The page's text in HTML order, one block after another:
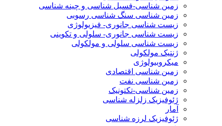
زمین شناسی-فسیل شناسی و چینه شناسی
زمین شناسی سنگ شناسی رسوبی
زیست شناسی جانوری- فیزیولوژی
زیست شناسی جانوری- سلولی و تکوینی
زیست شناسی سلولی و مولکولی
ژنتیک مولکولی
میکروبیولوژی
زمین شناسی اقتصادی
زمین شناسی نفت
زمین شناسی-تکتونیک
ژئوفیزیک زلزله شناسی
آمار
ژئوفیزیک لرزه شناسی